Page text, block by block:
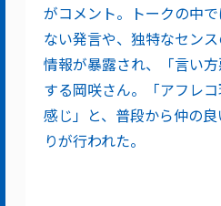
がコメント。トークの中
ない発言や、独特なセン
情報が暴露され、「言い
する岡咲さん。「アフレ
感じ」と、普段から仲の
りが行われた。